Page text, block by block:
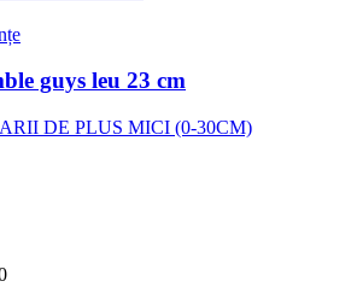
guys leu 23 cm
DE PLUS MICI (0-30CM)